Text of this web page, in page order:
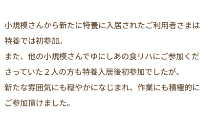
小規模さんから新たに特養に入居されたご利用者さまは
特養では初参加。
また、他の小規模さんでゆにしあの食リハにご参加くだ
さっていた２人の方も特養入居後初参加でしたが、
新たな雰囲気にも穏やかになじまれ、作業にも積極的に
ご参加頂けました。